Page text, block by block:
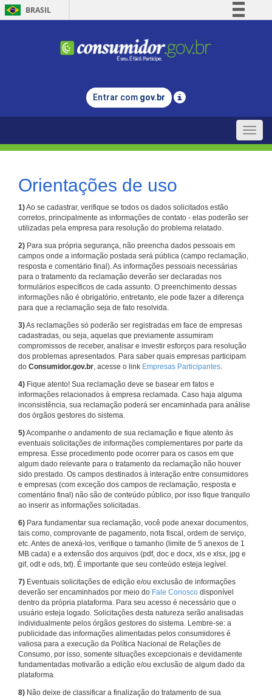
BRASIL
Comunica BR
Legislação
Entrar com gov.br
Toggle
Orientações de uso
1)Ao se cadastrar, verifique se todos os dados solicitados estão
corretos, principalmente as informações de contato - elas poderão ser
utilizadas pela empresa para resolução do problema relatado.
2) Para sua própria segurança, não preencha dados pessoais em
campos onde a informação postada será pública (campo reclamação,
resposta e comentário final). As informações pessoais necessárias
para o tratamento da reclamação deverão ser declaradas nos
formulários específicos de cada assunto. O preenchimento dessas
informações não é obrigatório, entretanto, ele pode fazer a diferença
para que a reclamação seja de fato resolvida.
3)As reclamações só poderão ser registradas em face de empresas
cadastradas, ou seja, aquelas que previamente assumiram
compromissos de receber, analisar e investir esforços para resolução
dos problemas apresentados. Para saber quais empresas participam
do Consumidor.gov.br, acesse o link Empresas Participantes.
4) Fique atento! Sua reclamação deve se basear em fatos e
informações relacionados à empresa reclamada. Caso haja alguma
inconsistência, sua reclamação poderá ser encaminhada para análise
dos órgãos gestores do sistema.
5)Acompanhe o andamento de sua reclamação e fique atento às
eventuais solicitações de informações complementares por parte da
empresa. Esse procedimento pode ocorrer para os casos em que
algum dado relevante para o tratamento da reclamação não houver
sido prestado. Os campos destinados à interação entre consumidores
e empresas (com exceção dos campos de reclamação, resposta e
comentário final) não são de conteúdo público, por isso fique tranquilo
ao inserir as informações solicitadas.
6) Para fundamentar sua reclamação, você pode anexar documentos,
tais como, comprovante de pagamento, nota fiscal, ordem de serviço,
etc. Antes de anexá-los, verifique o tamanho (limite de 5 anexos de 1
MB cada) e a extensão dos arquivos (pdf, doc e docx, xls e xlsx, jpg e
gif, odt e ods, txt). É importante que seu conteúdo esteja legível.
7) Eventuais solicitações de edição e/ou exclusão de informações
deverão ser encaminhados por meio do Fale Conosco disponível
dentro da própria plataforma. Para seu acesso é necessário que o
usuário esteja logado. Solicitações desta natureza serão analisadas
individualmente pelos órgãos gestores do sistema. Lembre-se: a
publicidade das informações alimentadas pelos consumidores é
valiosa para a execução da Política Nacional de Relações de
Consumo, por isso, somente situações excepcionais e devidamente
fundamentadas motivarão a edição e/ou exclusão de algum dado da
plataforma.
8) Não deixe de classificar a finalização do tratamento de sua